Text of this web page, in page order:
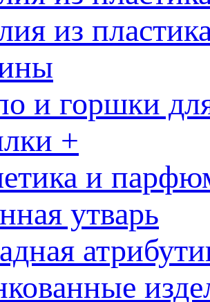
из
и горшки
+
и
утварь